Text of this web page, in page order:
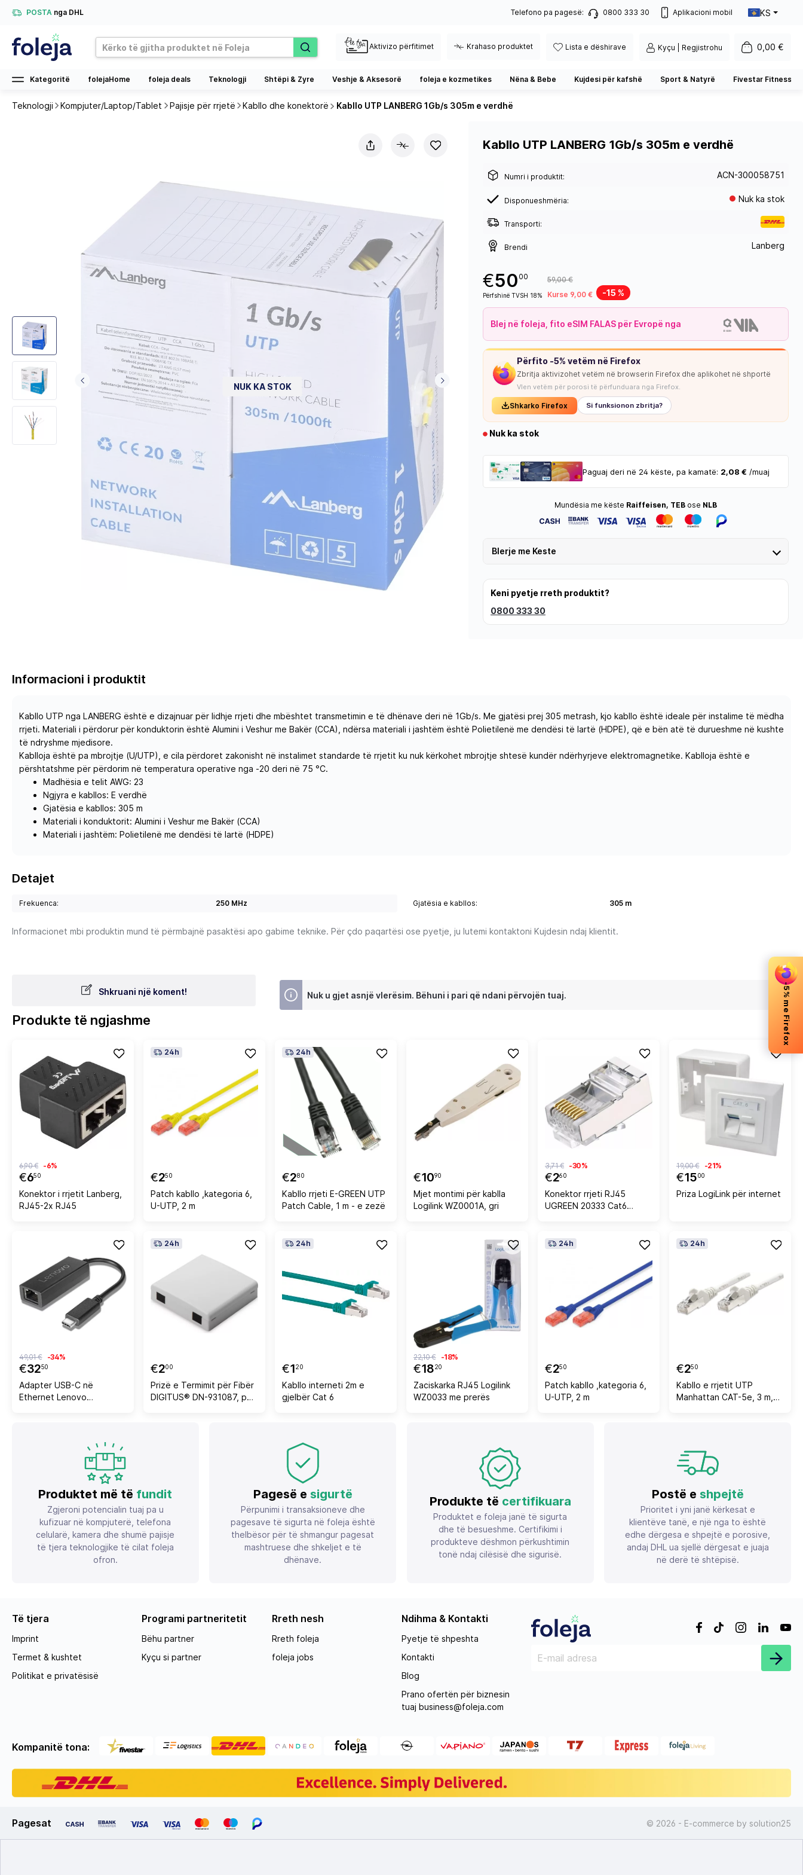
POSTA nga DHL Telefono pa pagesë: 0800 333 30 Aplikacioni mobil KS
Aktivizo përfitimet Krahaso produktet Lista e dëshirave Kyçu | Regjistrohu 0,00 €
Kategoritë folejaHome foleja deals Teknologji Shtëpi & Zyre Veshje & Aksesorë foleja e kozmetikes Nëna & Bebe Kujdesi për kafshë Sport & Natyrë Fivestar Fitness
Teknologji Kompjuter/Laptop/Tablet Pajisje për rrjetë Kabllo dhe konektorë Kabllo UTP LANBERG 1Gb/s 305m e verdhë
NUK KA STOK NUK KA STOK
Kabllo UTP LANBERG 1Gb/s 305m e verdhë
Numri i produktit: ACN-300058751
Disponueshmëria: Nuk ka stok
Transporti:
Brendi Lanberg
€50 00
Përfshinë TVSH 18%
59,00 €
Kurse 9,00 €
-15 %
Blej në foleja, fito eSIM FALAS për Evropë nga
Përfito -5% vetëm në Firefox
Zbritja aktivizohet vetëm në browserin Firefox dhe aplikohet në shportë
Vlen vetëm për porosi të përfunduara nga Firefox.
Shkarko Firefox Si funksionon zbritja?
Nuk ka stok
Paguaj deri në 24 këste, pa kamatë: 2,08 € /muaj
-5% me Firefox
Mundësia me këste Raiffeisen, TEB ose NLB
Blerje me Keste
Keni pyetje rreth produktit?
0800 333 30
Informacioni i produktit
Kabllo UTP nga LANBERG është e dizajnuar për lidhje rrjeti dhe mbështet transmetimin e të dhënave deri në 1Gb/s. Me gjatësi prej 305 metrash, kjo kabllo është ideale për instalime të mëdha
rrjeti. Materiali i përdorur për konduktorin është Alumini i Veshur me Bakër (CCA), ndërsa materiali i jashtëm është Polietilenë me dendësi të lartë (HDPE), që e bën atë të durueshme në kushte
të ndryshme mjedisore.
Kablloja është pa mbrojtje (U/UTP), e cila përdoret zakonisht në instalimet standarde të rrjetit ku nuk kërkohet mbrojtje shtesë kundër ndërhyrjeve elektromagnetike. Kablloja është e
përshtatshme për përdorim në temperatura operative nga -20 deri në 75 °C.
Madhësia e telit AWG: 23
Ngjyra e kabllos: E verdhë
Gjatësia e kabllos: 305 m
Materiali i konduktorit: Alumini i Veshur me Bakër (CCA)
Materiali i jashtëm: Polietilenë me dendësi të lartë (HDPE)
Detajet
Frekuenca: 250 MHz Gjatësia e kabllos: 305 m
Informacionet mbi produktin mund të përmbajnë pasaktësi apo gabime teknike. Për çdo paqartësi ose pyetje, ju lutemi kontaktoni Kujdesin ndaj klientit.
Shkruani një koment! Nuk u gjet asnjë vlerësim. Bëhuni i pari që ndani përvojën tuaj.
Produkte të ngjashme
€650
6,90 € -6%
Konektor i rrjetit Lanberg,
RJ45-2x RJ45
24h
€250
Patch kabllo ,kategoria 6,
U-UTP, 2 m
24h
€280
Kabllo rrjeti E-GREEN UTP
Patch Cable, 1 m - e zezë
€1090
Mjet montimi për kablla
Logilink WZ0001A, gri
€260
3,71 € -30%
Konektor rrjeti RJ45
UGREEN 20333 Cat6
€1500
19,00 € -21%
Priza LogiLink për internet
€3250
49,01 € -34%
Adapter USB-C në
Ethernet Lenovo
24h
€200
Prizë e Termimit për Fibër
DIGITUS® DN-931087, për
24h
€120
Kabllo interneti 2m e
gjelbër Cat 6
€1820
22,10 € -18%
Zaciskarka RJ45 Logilink
WZ0033 me prerës
24h
€250
Patch kabllo ,kategoria 6,
U-UTP, 2 m
24h
€250
Kabllo e rrjetit UTP
Manhattan CAT-5e, 3 m,
Produktet më të fundit
Zgjeroni potencialin tuaj pa u
kufizuar në kompjuterë, telefona
celularë, kamera dhe shumë pajisje
të tjera teknologjike të cilat foleja
ofron.
Pagesë e sigurtë
Përpunimi i transaksioneve dhe
pagesave të sigurta në foleja është
thelbësor për të shmangur pagesat
mashtruese dhe shkeljet e të
dhënave.
Produkte të certifikuara
Produktet e foleja janë të sigurta
dhe të besueshme. Certifikimi i
produkteve dëshmon përkushtimin
tonë ndaj cilësisë dhe sigurisë.
Postë e shpejtë
Prioritet i yni janë kërkesat e
klientëve tanë, e një nga to është
edhe dërgesa e shpejtë e porosive,
andaj DHL ua sjellë dërgesat e juaja
në derë të shtëpisë.
Të tjera
Imprint
Termet & kushtet
Politikat e privatësisë
Programi partneritetit
Bëhu partner
Kyçu si partner
Rreth nesh
Rreth foleja
foleja jobs
Ndihma & Kontakti
Pyetje të shpeshta
Kontakti
Blog
Prano ofertën për biznesin
tuaj business@foleja.com
Kompanitë tona:
Pagesat © 2026 - E-commerce by solution25